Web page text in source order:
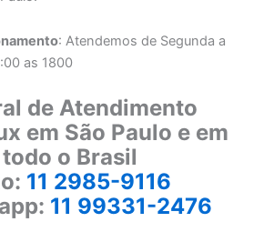
: Atendemos de Segunda a
as 1800
de Atendimento
em São Paulo e em
todo o Brasil
11 2985-9116
11 99331-2476